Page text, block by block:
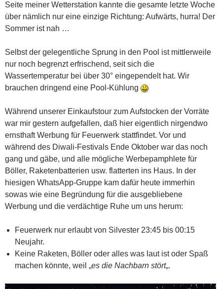
Seite meiner Wetterstation kannte die gesamte letzte Woche
über nämlich nur eine einzige Richtung: Aufwärts, hurra! Der
Sommer ist nah …
Selbst der gelegentliche Sprung in den Pool ist mittlerweile
nur noch begrenzt erfrischend, seit sich die
Wassertemperatur bei über 30° eingependelt hat. Wir
brauchen dringend eine Pool-Kühlung
Während unserer Einkaufstour zum Aufstocken der Vorräte
war mir gestern aufgefallen, daß hier eigentlich nirgendwo
ernsthaft Werbung für Feuerwerk stattfindet. Vor und
während des Diwali-Festivals Ende Oktober war das noch
gang und gäbe, und alle mögliche Werbepamphlete für
Böller, Raketenbatterien usw. flatterten ins Haus. In der
hiesigen WhatsApp-Gruppe kam dafür heute immerhin
sowas wie eine Begründung für die ausgebliebene
Werbung und die verdächtige Ruhe um uns herum:
Feuerwerk nur erlaubt von Silvester 23:45 bis 00:15
Neujahr.
Keine Raketen, Böller oder alles was laut ist oder Spaß
machen könnte, weil „es die Nachbarn stört„.